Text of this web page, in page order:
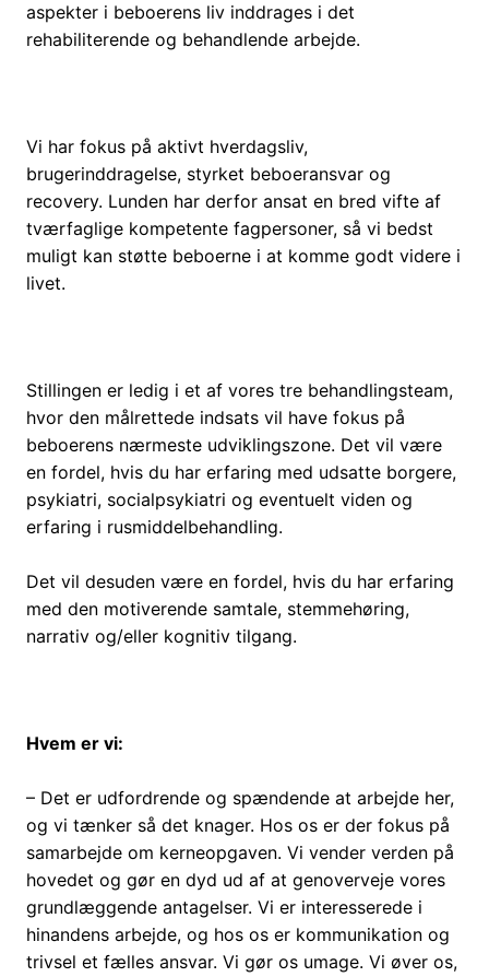
aspekter i beboerens liv inddrages i det
rehabiliterende og behandlende arbejde.
Vi har fokus på aktivt hverdagsliv,
brugerinddragelse, styrket beboeransvar og
recovery. Lunden har derfor ansat en bred vifte af
tværfaglige kompetente fagpersoner, så vi bedst
muligt kan støtte beboerne i at komme godt videre i
livet.
Stillingen er ledig i et af vores tre behandlingsteam,
hvor den målrettede indsats vil have fokus på
beboerens nærmeste udviklingszone. Det vil være
en fordel, hvis du har erfaring med udsatte borgere,
psykiatri, socialpsykiatri og eventuelt viden og
erfaring i rusmiddelbehandling.
Det vil desuden være en fordel, hvis du har erfaring
med den motiverende samtale, stemmehøring,
narrativ og/eller kognitiv tilgang.
Hvem er vi:
– Det er udfordrende og spændende at arbejde her,
og vi tænker så det knager. Hos os er der fokus på
samarbejde om kerneopgaven. Vi vender verden på
hovedet og gør en dyd ud af at genoverveje vores
grundlæggende antagelser. Vi er interesserede i
hinandens arbejde, og hos os er kommunikation og
trivsel et fælles ansvar. Vi gør os umage. Vi øver os,